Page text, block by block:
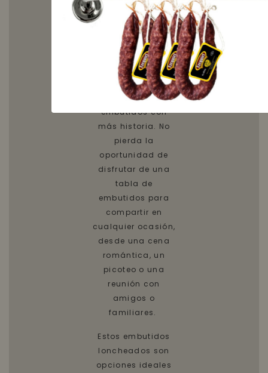
de los mejores
productos de
Embutidos
Ezequiel. En ella
encontrarás un
poco de cada uno
de nuestros
embutidos con
más historia. No
pierda la
oportunidad de
disfrutar de una
tabla de
embutidos para
compartir en
cualquier ocasión,
desde una cena
romántica, un
picoteo o una
reunión con
amigos o
familiares.
Estos embutidos
loncheados son
opciones ideales